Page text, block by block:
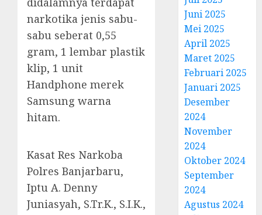
narkotika jenis sabu-
sabu seberat 0,55
gram, 1 lembar plastik
klip, 1 unit
Handphone merek
Samsung warna
hitam.
Kasat Res Narkoba
Polres Banjarbaru,
Iptu A. Denny
Juniasyah, S.Tr.K., S.I.K.,
Juni 2025
Mei 2025
April 2025
Maret 2025
Februari 2025
Januari 2025
Desember
2024
November
2024
Oktober 2024
September
2024
Agustus 2024